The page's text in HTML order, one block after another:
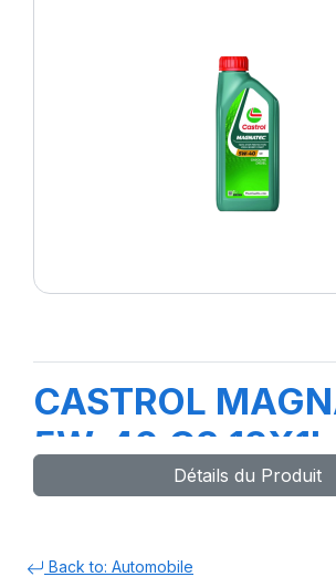
CASTROL
5W-40 C3 12X1L
Détails du Produit
Back to: Automobile